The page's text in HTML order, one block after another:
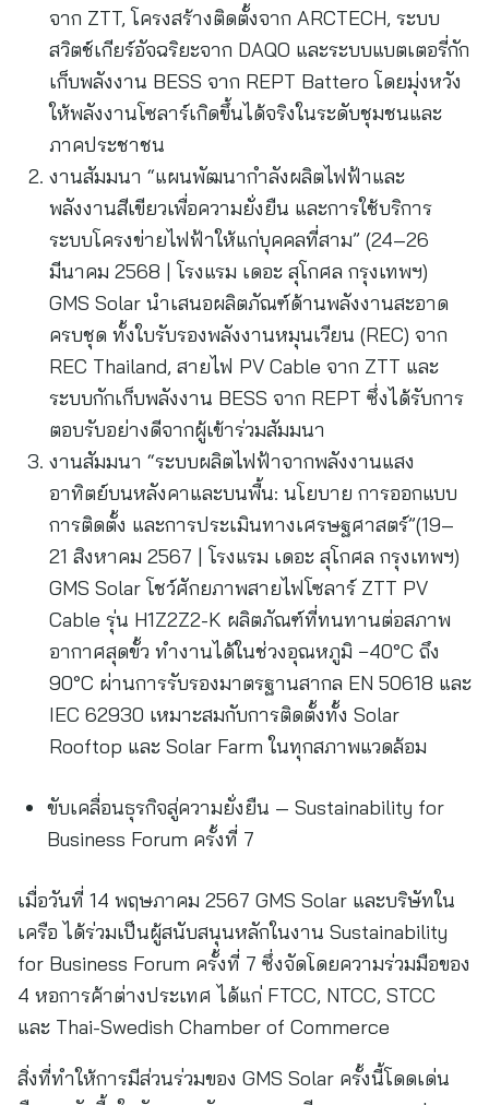
จาก ZTT, โครงสร้างติดตั้งจาก ARCTECH, ระบบ
สวิตช์เกียร์อัจฉริยะจาก DAQO และระบบแบตเตอรี่กัก
เก็บพลังงาน BESS จาก REPT Battero โดยมุ่งหวัง
ให้พลังงานโซลาร์เกิดขึ้นได้จริงในระดับชุมชนและ
ภาคประชาชน
งานสัมมนา “แผนพัฒนากำลังผลิตไฟฟ้าและ
พลังงานสีเขียวเพื่อความยั่งยืน และการใช้บริการ
ระบบโครงข่ายไฟฟ้าให้แก่บุคคลที่สาม” (24–26
มีนาคม 2568 | โรงแรม เดอะ สุโกศล กรุงเทพฯ)
GMS Solar นำเสนอผลิตภัณฑ์ด้านพลังงานสะอาด
ครบชุด ทั้งใบรับรองพลังงานหมุนเวียน (REC) จาก
REC Thailand, สายไฟ PV Cable จาก ZTT และ
ระบบกักเก็บพลังงาน BESS จาก REPT ซึ่งได้รับการ
ตอบรับอย่างดีจากผู้เข้าร่วมสัมมนา
งานสัมมนา “ระบบผลิตไฟฟ้าจากพลังงานแสง
อาทิตย์บนหลังคาและบนพื้น: นโยบาย การออกแบบ
การติดตั้ง และการประเมินทางเศรษฐศาสตร์”(19–
21 สิงหาคม 2567 | โรงแรม เดอะ สุโกศล กรุงเทพฯ)
GMS Solar โชว์ศักยภาพสายไฟโซลาร์ ZTT PV
Cable รุ่น H1Z2Z2-K ผลิตภัณฑ์ที่ทนทานต่อสภาพ
อากาศสุดขั้ว ทำงานได้ในช่วงอุณหภูมิ −40°C ถึง
90°C ผ่านการรับรองมาตรฐานสากล EN 50618 และ
IEC 62930 เหมาะสมกับการติดตั้งทั้ง Solar
Rooftop และ Solar Farm ในทุกสภาพแวดล้อม
ขับเคลื่อนธุรกิจสู่ความยั่งยืน — Sustainability for
Business Forum ครั้งที่ 7
เมื่อวันที่ 14 พฤษภาคม 2567 GMS Solar และบริษัทใน
เครือ ได้ร่วมเป็นผู้สนับสนุนหลักในงาน Sustainability
for Business Forum ครั้งที่ 7 ซึ่งจัดโดยความร่วมมือของ
4 หอการค้าต่างประเทศ ได้แก่ FTCC, NTCC, STCC
และ Thai-Swedish Chamber of Commerce
สิ่งที่ทำให้การมีส่วนร่วมของ GMS Solar ครั้งนี้โดดเด่น